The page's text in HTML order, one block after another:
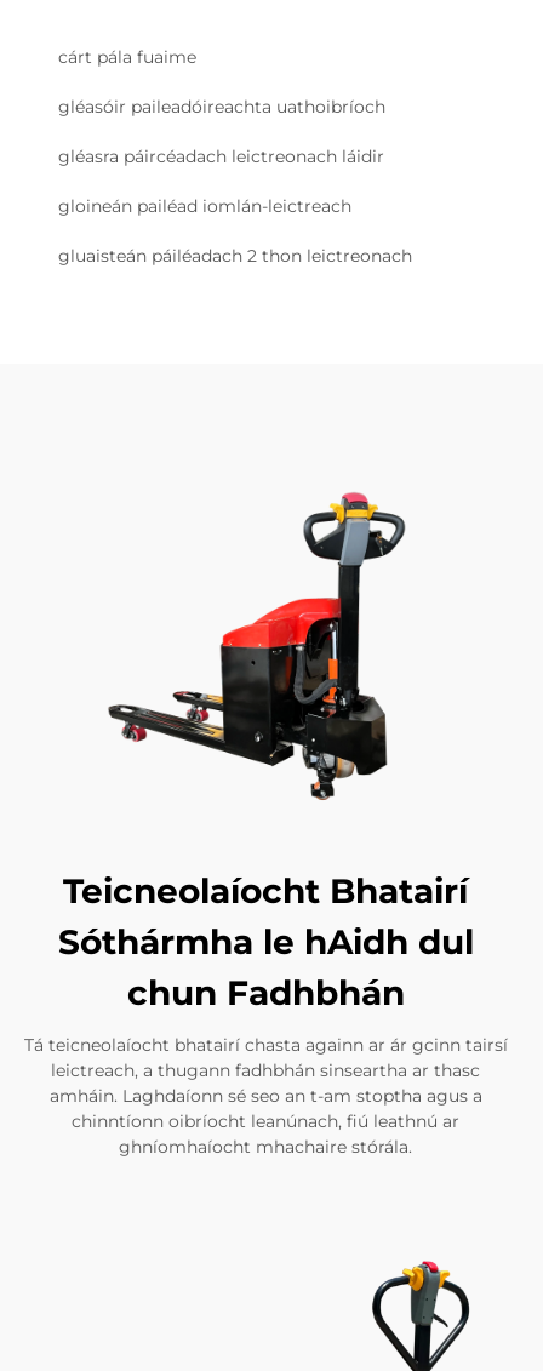
cárt pála fuaime
gléasóir paileadóireachta uathoibríoch
gléasra páircéadach leictreonach láidir
gloineán pailéad iomlán-leictreach
gluaisteán páiléadach 2 thon leictreonach
Teicneolaíocht Bhatairí
Sóthármha le hAidh dul
chun Fadhbhán
Tá teicneolaíocht bhatairí chasta againn ar ár gcinn tairsí
leictreach, a thugann fadhbhán sinseartha ar thasc
amháin. Laghdaíonn sé seo an t-am stoptha agus a
chinntíonn oibríocht leanúnach, fiú leathnú ar
ghníomhaíocht mhachaire stórála.